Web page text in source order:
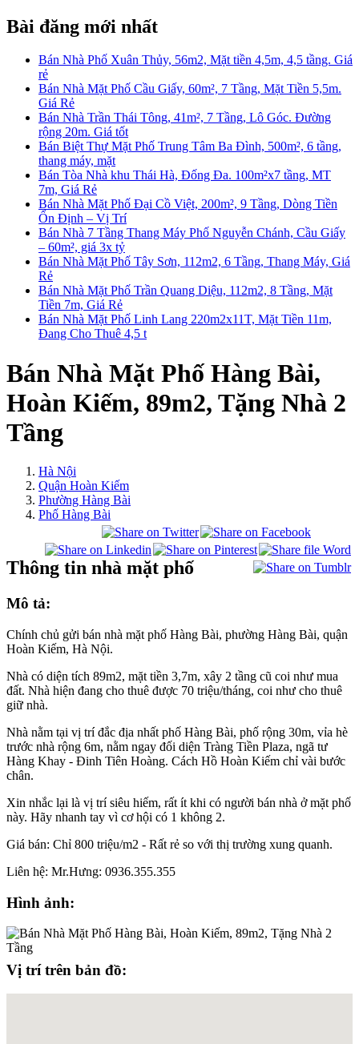
Bài đăng mới nhất
Bán Nhà Phố Xuân Thủy, 56m2, Mặt tiền 4,5m, 4,5 tầng. Giá
rẻ
Bán Nhà Mặt Phố Cầu Giấy, 60m², 7 Tầng, Mặt Tiền 5,5m.
Giá Rẻ
Bán Nhà Trần Thái Tông, 41m², 7 Tầng, Lô Góc. Đường
rộng 20m. Giá tốt
Bán Biệt Thự Mặt Phố Trung Tâm Ba Đình, 500m², 6 tầng,
thang máy, mặt
Bán Tòa Nhà khu Thái Hà, Đống Đa. 100m²x7 tầng, MT
7m, Giá Rẻ
Bán Nhà Mặt Phố Đại Cồ Việt, 200m², 9 Tầng, Dòng Tiền
Ổn Định – Vị Trí
Bán Nhà 7 Tầng Thang Máy Phố Nguyễn Chánh, Cầu Giấy
– 60m², giá 3x tỷ
Bán Nhà Mặt Phố Tây Sơn, 112m2, 6 Tầng, Thang Máy, Giá
Rẻ
Bán Nhà Mặt Phố Trần Quang Diệu, 112m2, 8 Tầng, Mặt
Tiền 7m, Giá Rẻ
Bán Nhà Mặt Phố Linh Lang 220m2x11T, Mặt Tiền 11m,
Đang Cho Thuê 4,5 t
Bán Nhà Mặt Phố Hàng Bài,
Hoàn Kiếm, 89m2, Tặng Nhà 2
Tầng
Hà Nội
Quận Hoàn Kiếm
Phường Hàng Bài
Phố Hàng Bài
Thông tin nhà mặt phố
Mô tả:
Chính chủ gửi bán nhà mặt phố Hàng Bài, phường Hàng Bài, quận
Hoàn Kiếm, Hà Nội.
Nhà có diện tích 89m2, mặt tiền 3,7m, xây 2 tầng cũ coi như mua
đất. Nhà hiện đang cho thuê được 70 triệu/tháng, coi như cho thuê
giữ nhà.
Nhà nằm tại vị trí đắc địa nhất phố Hàng Bài, phố rộng 30m, vỉa hè
trước nhà rộng 6m, nằm ngay đối diện Tràng Tiền Plaza, ngã tư
Hàng Khay - Đinh Tiên Hoàng. Cách Hồ Hoàn Kiếm chỉ vài bước
chân.
Xin nhắc lại là vị trí siêu hiếm, rất ít khi có người bán nhà ở mặt phố
này. Hãy nhanh tay vì cơ hội có 1 không 2.
Giá bán: Chỉ 800 triệu/m2 - Rất rẻ so với thị trường xung quanh.
Liên hệ: Mr.Hưng: 0936.355.355
Hình ảnh:
Vị trí trên bản đồ: